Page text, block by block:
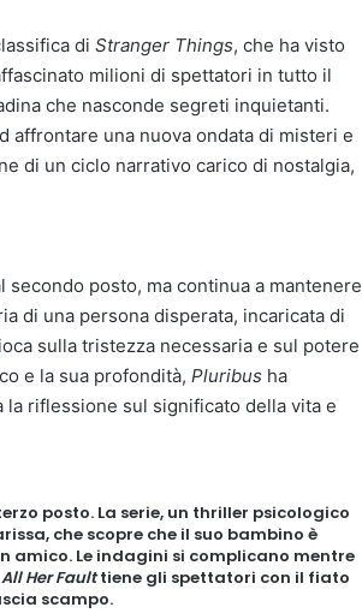
di Stranger Things, che ha visto
milioni di spettatori in tutto il
che nasconde segreti inquietanti.
affrontare una nuova ondata di misteri e
di un ciclo narrativo carico di nostalgia,
secondo posto, ma continua a mantenere
di una persona disperata, incaricata di
sulla tristezza necessaria e sul potere
e la sua profondità, Pluribus ha
la riflessione sul significato della vita e
posto. La serie, un thriller psicologico
che scopre che il suo bambino è
amico. Le indagini si complicano mentre
All Her Faulttiene gli spettatori con il fiato
scampo.